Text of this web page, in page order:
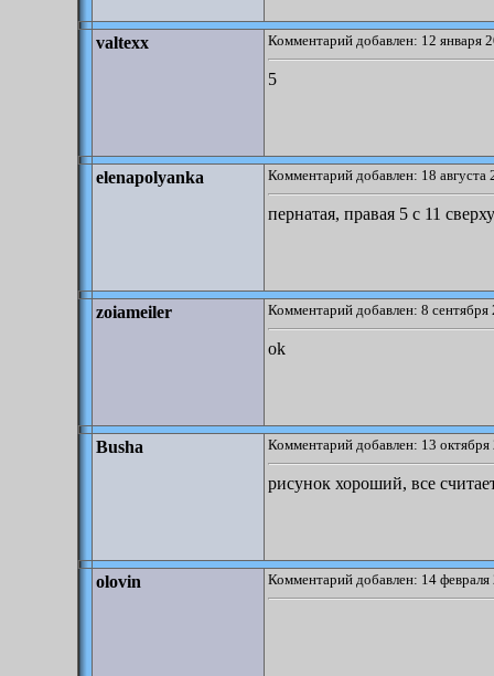
valtexx Комментарий добавлен: 12 января
5
elenapolyanka Комментарий добавлен: 18 августа
пернатая, правая 5 с 11
zoiameiler Комментарий добавлен: 8
ok
Busha Комментарий добавлен: 13
рисунок хороший, все
olovin Комментарий добавлен: 14